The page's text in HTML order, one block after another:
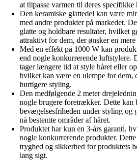
at tilpasse varmen til deres
Den keramiske glattedel kan være
med andre produkter på markedet.
glatte og holdbare resultater, hvilket
attraktivt for dem, der ønsker en
Med en effekt på 1000 W kan
end nogle konkurrerende luftstylere.
tager længere tid at style håret eller
hvilket kan være en ulempe for dem,
hurtigere styling.
Den medfølgende 2 meter
nogle brugere foretrækker. Dette kan
bevægelsesfriheden under styling og
nå bestemte områder af håret.
Produktet har kun en 3-års garanti,
nogle konkurrerende produkter.
tryghed og sikkerhed for produktets
lang sigt.